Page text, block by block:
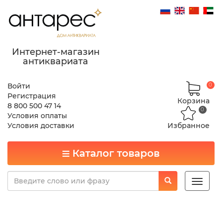
Интернет-магазин
антиквариата
Войти
Регистрация
8 800 500 47 14
Условия оплаты
Условия доставки
Корзина
0
Избранное
0
Каталог товаров
Toggle